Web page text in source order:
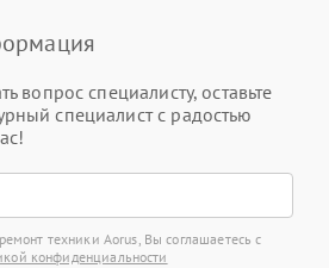
вопрос специалисту, оставьте
специалист с радостью
техники Aorus, Вы соглашаетесь с
конфиденциальности